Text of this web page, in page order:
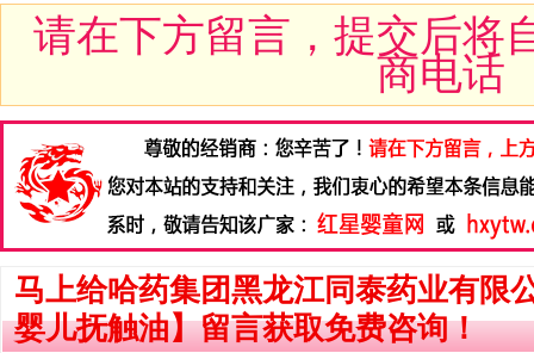
请在下方留言，提交后将
商电话
马上给哈药集团黑龙江同泰药业有限
婴儿抚触油】留言获取免费咨询！